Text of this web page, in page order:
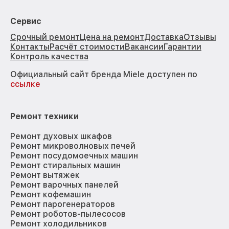
Сервис
Срочный ремонтЦена на ремонтДоставкаОтзывы
КонтактыРасчёт стоимостиВакансииГарантии
Контроль качества
Официальный сайт бренда Miele доступен по
ссылке
Ремонт техники
Ремонт духовых шкафов
Ремонт микроволновых печей
Ремонт посудомоечных машин
Ремонт стиральных машин
Ремонт вытяжек
Ремонт варочных панелей
Ремонт кофемашин
Ремонт парогенераторов
Ремонт роботов-пылесосов
Ремонт холодильников